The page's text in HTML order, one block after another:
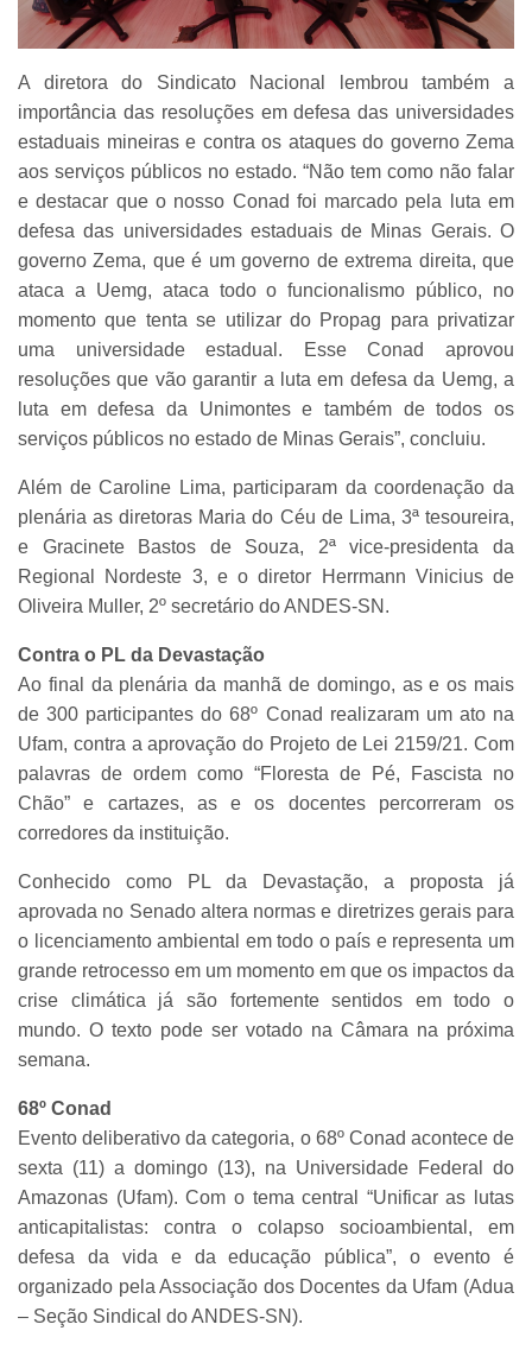
A diretora do Sindicato Nacional lembrou também a
importância das resoluções em defesa das universidades
estaduais mineiras e contra os ataques do governo Zema
aos serviços públicos no estado. “Não tem como não falar
e destacar que o nosso Conad foi marcado pela luta em
defesa das universidades estaduais de Minas Gerais. O
governo Zema, que é um governo de extrema direita, que
ataca a Uemg, ataca todo o funcionalismo público, no
momento que tenta se utilizar do Propag para privatizar
uma universidade estadual. Esse Conad aprovou
resoluções que vão garantir a luta em defesa da Uemg, a
luta em defesa da Unimontes e também de todos os
serviços públicos no estado de Minas Gerais”, concluiu.
Além de Caroline Lima, participaram da coordenação da
plenária as diretoras Maria do Céu de Lima, 3ª tesoureira,
e Gracinete Bastos de Souza, 2ª vice-presidenta da
Regional Nordeste 3, e o diretor Herrmann Vinicius de
Oliveira Muller, 2º secretário do ANDES-SN.
Contra o PL da Devastação
Ao final da plenária da manhã de domingo, as e os mais
de 300 participantes do 68º Conad realizaram um ato na
Ufam, contra a aprovação do Projeto de Lei 2159/21. Com
palavras de ordem como “Floresta de Pé, Fascista no
Chão” e cartazes, as e os docentes percorreram os
corredores da instituição.
Conhecido como PL da Devastação, a proposta já
aprovada no Senado altera normas e diretrizes gerais para
o licenciamento ambiental em todo o país e representa um
grande retrocesso em um momento em que os impactos da
crise climática já são fortemente sentidos em todo o
mundo. O texto pode ser votado na Câmara na próxima
semana.
68º Conad
Evento deliberativo da categoria, o 68º Conad acontece de
sexta (11) a domingo (13), na Universidade Federal do
Amazonas (Ufam). Com o tema central “Unificar as lutas
anticapitalistas: contra o colapso socioambiental, em
defesa da vida e da educação pública”, o evento é
organizado pela Associação dos Docentes da Ufam (Adua
– Seção Sindical do ANDES-SN).